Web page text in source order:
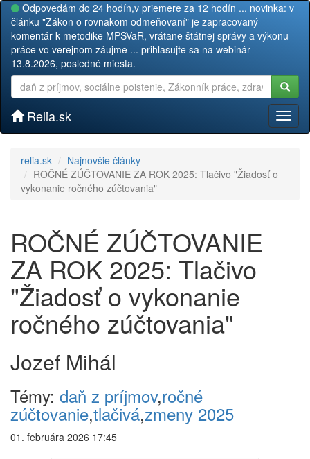
Odpovedám do 24 hodín,v priemere za 12 hodín ... novinka: v
článku "Zákon o rovnakom odmeňovaní" je zapracovaný
komentár k metodike MPSVaR, vrátane štátnej správy a výkonu
práce vo verejnom záujme ... prihlasujte sa na webinár
13.8.2026, posledné miesta.
Relia.sk
relia.sk
Najnovšie články
ROČNÉ ZÚČTOVANIE ZA ROK 2025: Tlačivo "Žiadosť o
vykonanie ročného zúčtovania"
ROČNÉ ZÚČTOVANIE
ZA ROK 2025: Tlačivo
"Žiadosť o vykonanie
ročného zúčtovania"
Jozef Mihál
Témy: daň z príjmov,ročné
zúčtovanie,tlačivá,zmeny 2025
01. februára 2026 17:45